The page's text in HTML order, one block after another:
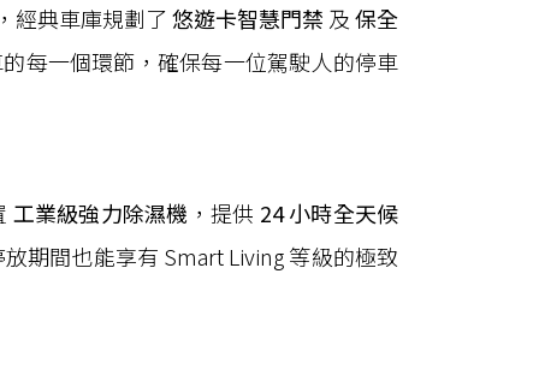
經典車庫規劃了悠遊卡智慧門禁 及保全
每一個環節，確保每一位駕駛人的停車
工業級強力除濕機 ，提供 24 小時全天候
期間也能享有 Smart Living 等級的極致